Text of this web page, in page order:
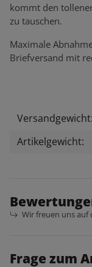
kommt den
zu tauschen.
Maximale
Briefversand mit
Wert
Versandgewicht:
Artikelgewicht:
Wir freuen uns auf
Frage zum